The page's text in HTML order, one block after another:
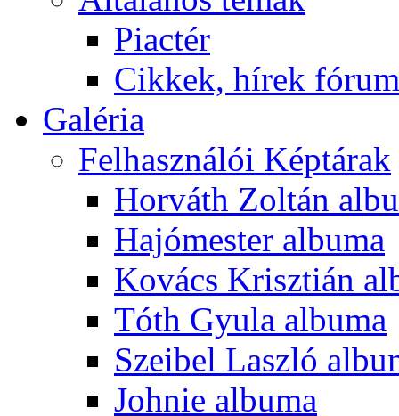
Piactér
Cikkek, hírek
Galéria
Felhasználói Képtárak
Horváth Zoltán
Hajómester albuma
Kovács Krisztián
Tóth Gyula albuma
Szeibel Laszló
Johnie albuma